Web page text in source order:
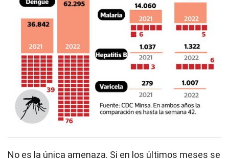
No es la única amenaza. Si en los últimos meses se